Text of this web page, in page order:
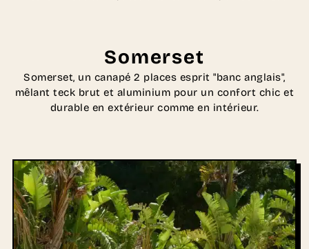
Somerset
Somerset, un canapé 2 places esprit "banc anglais",
mêlant teck brut et aluminium pour un confort chic et
durable en extérieur comme en intérieur.